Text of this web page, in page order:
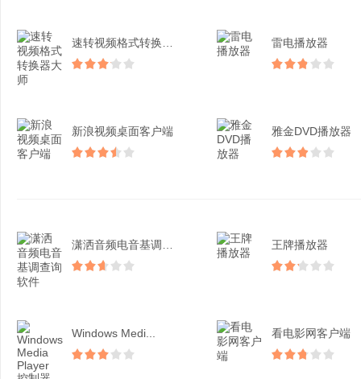
雷电播放器
新浪视频桌面客户端 雅金DVD播放器
王牌播放器
Windows Medi... 看电影网客户端